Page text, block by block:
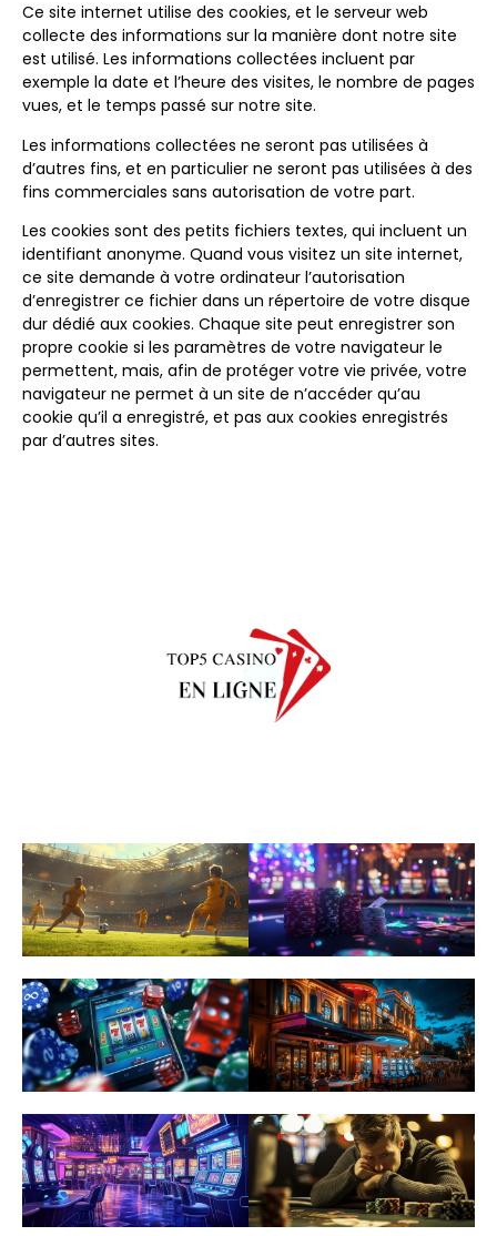
Ce site internet utilise des cookies, et le serveur web
collecte des informations sur la manière dont notre site
est utilisé. Les informations collectées incluent par
exemple la date et l’heure des visites, le nombre de pages
vues, et le temps passé sur notre site.
Les informations collectées ne seront pas utilisées à
d’autres fins, et en particulier ne seront pas utilisées à des
fins commerciales sans autorisation de votre part.
Les cookies sont des petits fichiers textes, qui incluent un
identifiant anonyme. Quand vous visitez un site internet,
ce site demande à votre ordinateur l’autorisation
d’enregistrer ce fichier dans un répertoire de votre disque
dur dédié aux cookies. Chaque site peut enregistrer son
propre cookie si les paramètres de votre navigateur le
permettent, mais, afin de protéger votre vie privée, votre
navigateur ne permet à un site de n’accéder qu’au
cookie qu’il a enregistré, et pas aux cookies enregistrés
par d’autres sites.